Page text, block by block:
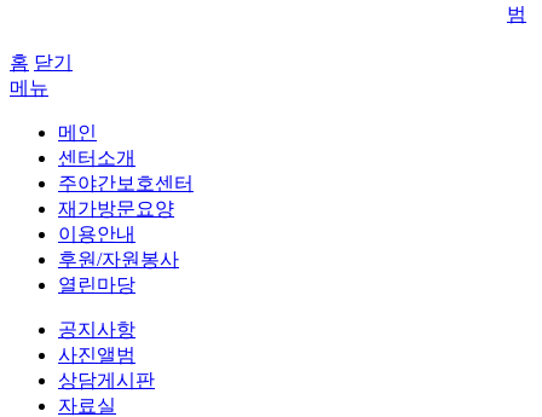
범
홈 닫기
메뉴
메인
센터소개
주야간보호센터
재가방문요양
이용안내
후원/자원봉사
열린마당
공지사항
사진앨범
상담게시판
자료실